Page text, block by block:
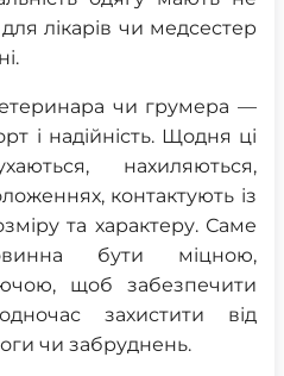
лікарів чи медсестер
чи грумера —
і надійність. Щодня ці
нахиляються,
контактують із
та характеру. Саме
бути міцною,
щоб забезпечити
захистити від
чи забруднень.